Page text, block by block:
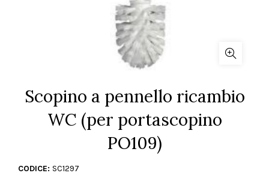
Scopino a pennello ricambio
WC (per portascopino
PO109)
CODICE: SC1297